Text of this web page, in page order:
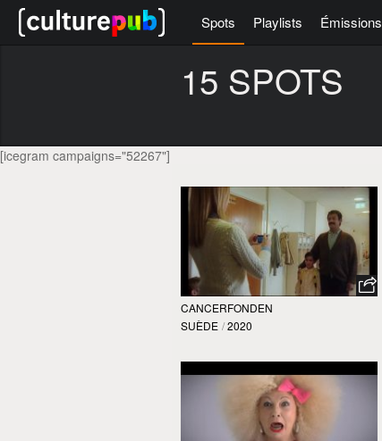
Spots Playlists Émissions
15 SPOTS
[icegram campaigns="52267"]
CANCERFONDEN
SUÈDE / 2020